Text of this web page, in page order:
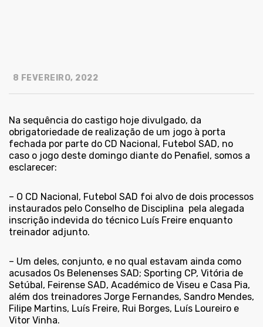
8 FEVEREIRO, 2022
Na sequência do castigo hoje divulgado, da
obrigatoriedade de realização de um jogo à porta
fechada por parte do CD Nacional, Futebol SAD, no
caso o jogo deste domingo diante do Penafiel, somos a
esclarecer:
– O CD Nacional, Futebol SAD foi alvo de dois processos
instaurados pelo Conselho de Disciplina pela alegada
inscrição indevida do técnico Luís Freire enquanto
treinador adjunto.
– Um deles, conjunto, e no qual estavam ainda como
acusados Os Belenenses SAD; Sporting CP, Vitória de
Setúbal, Feirense SAD, Académico de Viseu e Casa Pia,
além dos treinadores Jorge Fernandes, Sandro Mendes,
Filipe Martins, Luís Freire, Rui Borges, Luís Loureiro e
Vitor Vinha.